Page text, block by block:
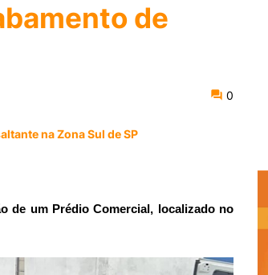
de
0
na Zona Sul de SP
de um Prédio Comercial, localizado no